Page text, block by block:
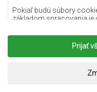
Pokiaľ budú súbory
základom spracovania je
podobe poskytovania
webovej stránke a
údajov a jeho
Viac informácií o
Prijať
Copyright 2022